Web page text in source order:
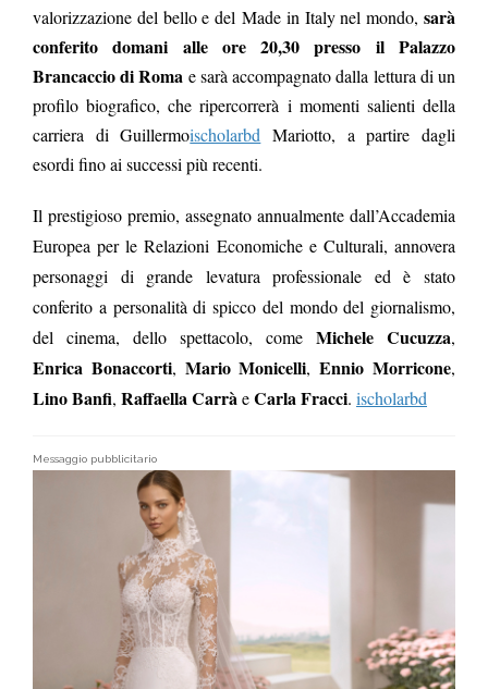
valorizzazione del bello e del Made in Italy nel mondo, sarà
conferito domani alle ore 20,30 presso il Palazzo
Brancaccio di Roma e sarà accompagnato dalla lettura di un
profilo biografico, che ripercorrerà i momenti salienti della
carriera di Guillermoischolarbd Mariotto, a partire dagli
esordi fino ai successi più recenti.
Il prestigioso premio, assegnato annualmente dall’Accademia
Europea per le Relazioni Economiche e Culturali, annovera
personaggi di grande levatura professionale ed è stato
conferito a personalità di spicco del mondo del giornalismo,
del cinema, dello spettacolo, come Michele Cucuzza,
Enrica Bonaccorti, Mario Monicelli,Ennio Morricone,
Lino Banfi, Raffaella Carrà eCarla Fracci. ischolarbd
Messaggio pubblicitario